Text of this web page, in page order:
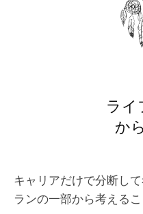
ライ
か
キャリアだけで分断し
ランの一部から考える